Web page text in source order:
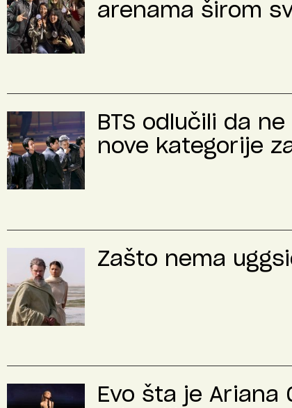
arenama širom
BTS odlučili da
nove kategorije
Zašto nema
Evo šta je Ariana